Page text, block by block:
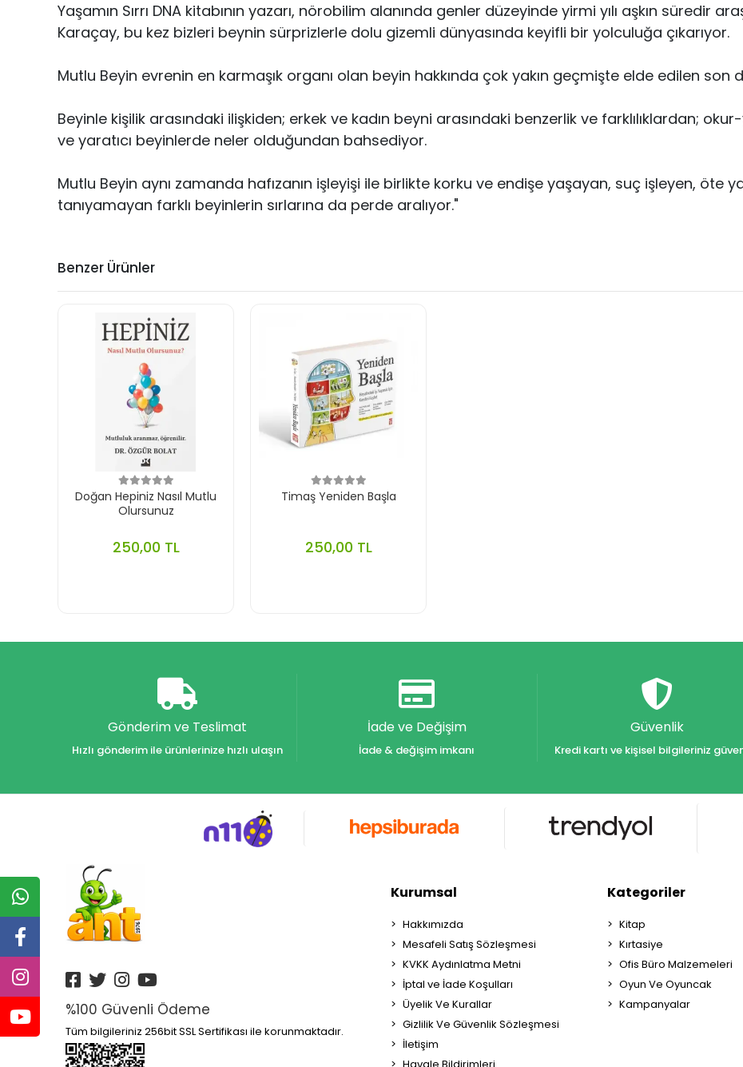
Yaşamın Sırrı DNA kitabının yazarı, nörobilim alanında genler düzeyinde yirmi yılı aşkın süredir
Karaçay, bu kez bizleri beynin sürprizlerle dolu gizemli dünyasında keyifli bir yolculuğa çıkarıyor.
Mutlu Beyin evrenin en karmaşık organı olan beyin hakkında çok yakın geçmişte elde edilen son
Beyinle kişilik arasındaki ilişkiden; erkek ve kadın beyni arasındaki benzerlik ve farklılıklardan;
ve yaratıcı beyinlerde neler olduğundan bahsediyor.
Mutlu Beyin aynı zamanda hafızanın işleyişi ile birlikte korku ve endişe yaşayan, suç işleyen, öte
tanıyamayan farklı beyinlerin sırlarına da perde aralıyor."
Benzer Ürünler
Doğan Hepiniz Nasıl Mutlu
Olursunuz
250,00 TL
Timaş Yeniden Başla
250,00 TL
Gönderim ve Teslimat
Hızlı gönderim ile ürünlerinize hızlı ulaşın
İade ve Değişim
İade & değişim imkanı
Güvenlik
Kredi kartı ve kişisel bilgileriniz
%100 Güvenli Ödeme
Tüm bilgileriniz 256bit SSL Sertifikası ile korunmaktadır.
Kurumsal
Hakkımızda
Mesafeli Satış Sözleşmesi
KVKK Aydınlatma Metni
İptal ve İade Koşulları
Üyelik Ve Kurallar
Gizlilik Ve Güvenlik Sözleşmesi
İletişim
Havale Bildirimleri
Kategoriler
Kitap
Kırtasiye
Ofis Büro Malzemeleri
Oyun Ve Oyuncak
Kampanyalar